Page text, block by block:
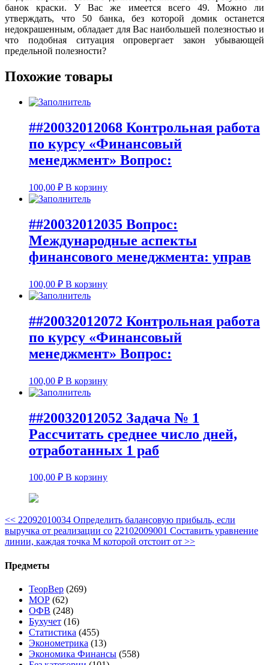
банок краски. У Вас же имеется всего 49. Можно ли
утверждать, что 50 банка, без которой домик останется
недокрашенным, обладает для Вас наибольшей полезностью и
что подобная ситуация опровергает закон убывающей
предельной полезности?
Похожие товары
##20032012068 Контрольная работа
по курсу «Финансовый
менеджмент» Вопрос:
100,00 ₽ В корзину
##20032012035 Вопрос:
Международные аспекты
финансового менеджмента: управ
100,00 ₽ В корзину
##20032012072 Контрольная работа
по курсу «Финансовый
менеджмент» Вопрос:
100,00 ₽ В корзину
##20032012052 Задача № 1
Рассчитать среднее число дней,
отработанных 1 раб
100,00 ₽ В корзину
<< 22092010034 Определить балансовую прибыль, если
выручка от реализации со 22102009001 Составить уравнение
линии, каждая точка М которой отстоит от >>
Предметы
ТеорВер (269)
МОР (62)
ОФВ (248)
Бухучет (16)
Статистика (455)
Эконометрика (13)
Экономика Финансы (558)